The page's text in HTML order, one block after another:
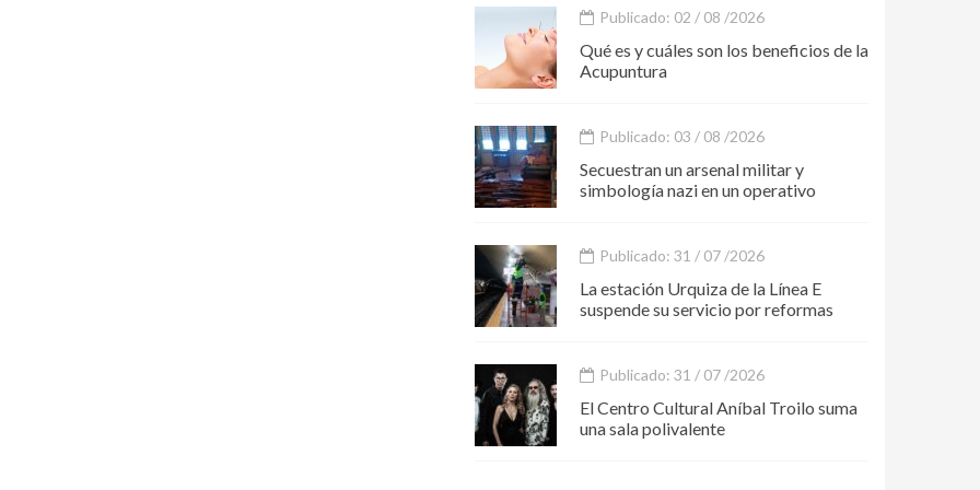
Publicado: 02 / 08 /2026
Qué es y cuáles son los beneficios de la
Acupuntura
Publicado: 03 / 08 /2026
Secuestran un arsenal militar y
simbología nazi en un operativo
Publicado: 31 / 07 /2026
La estación Urquiza de la Línea E
suspende su servicio por reformas
Publicado: 31 / 07 /2026
El Centro Cultural Aníbal Troilo suma
una sala polivalente